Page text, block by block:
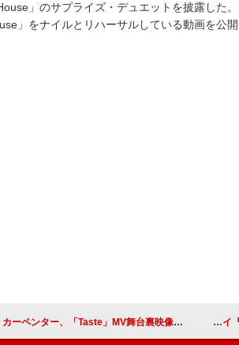
」のサプライズ・デュエットを披露した
」をナイルとリハーサルしている動画を公開
ター、「Taste」MV舞台裏映像公開「SCUで女性は決して死なない」 ボン